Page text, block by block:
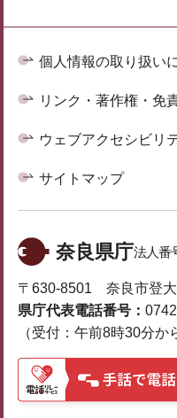
個人情報の取り扱い
リンク・著作権・免
ウェブアクセシビリ
サイトマップ
奈良県庁法人番
〒630-8501 奈良市登
県庁代表電話番号：
（受付：午前8時30分か